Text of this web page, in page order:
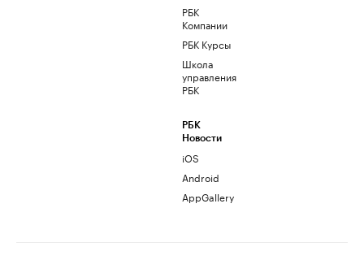
РБК
Компании
РБК Курсы
Школа
управления
РБК
РБК
Новости
iOS
Android
AppGallery